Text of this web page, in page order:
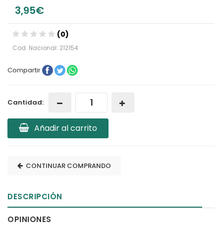
3,95€
(0)
Cod. Nacional: 212154
Compartir
Cantidad:
Añadir al carrito
CONTINUAR COMPRANDO
DESCRIPCIÓN
OPINIONES